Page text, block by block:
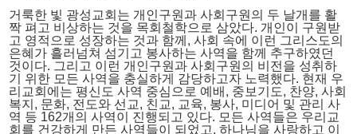
거룩한 빛 광성교회는 개인구원과 사회구원의 두 날개를 활
짝 펴고 비상하는 것을 목회철학으로 삼았다. 개인이 구원받
고 영적으로 성장하는 것과 함께, 사회 속에 이런 그리스도의
은혜가 흘러넘쳐 섬기고 봉사하는 사역을 함께 추구하였던
것이다. 그리고 이런 개인구원과 사회구원의 비전을 성취하
기 위한 모든 사역을 충실하게 감당하고자 노력했다. 현재 우
리교회에는 평신도 사역 중심으로 예배, 중보기도, 찬양, 사회
복지, 문화, 전도와 선교, 친교, 교육, 봉사, 미디어 및 관리 사
역 등 162개의 사역이 진행되고 있다. 모든 사역들은 우리교
회를 건강하게 만든 사역들이 되었고, 하나님을 사랑하고 이